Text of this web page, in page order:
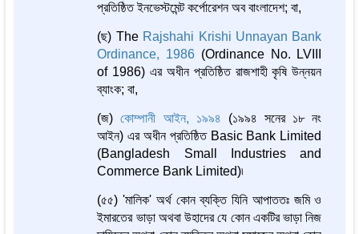
প্রতিষ্ঠিত ইনভেস্টমেন্ট কর্পোরেশন অব বাংলাদেশ; বা,
(ছ) The Rajshahi Krishi Unnayan Bank
Ordinance, 1986 (Ordinance No. LVIII
of 1986) এর অধীন প্রতিষ্ঠিত রাজশাহী কৃষি উন্নয়ন
ব্যাংক; বা,
(জ)কোম্পানী আইন, ১৯৯৪ (১৯৯৪ সনের ১৮ নং
আইন) এর অধীন প্রতিষ্ঠিত Basic Bank Limited
(Bangladesh Small Industries and
Commerce Bank Limited)৷
(৫৫) 'মালিক' অর্থ কোন ব্যক্তি যিনি আপাততঃ জমি ও
ইমারতের ভাড়া অথবা উহাদের যে কোন একটির ভাড়া নিজ